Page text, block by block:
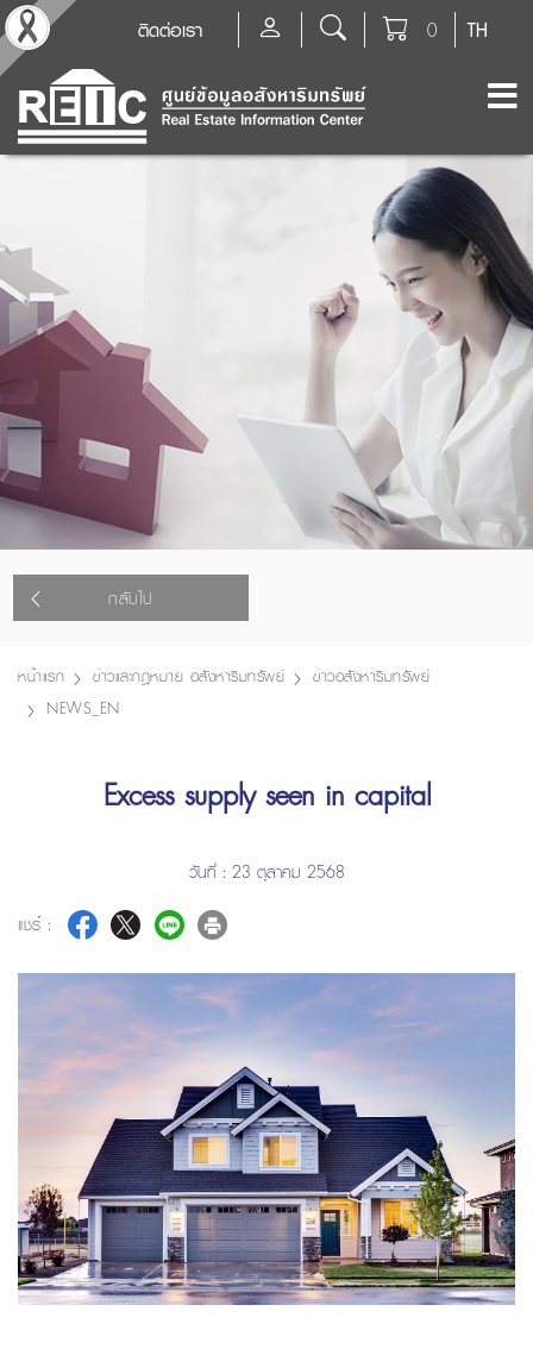
TH
0
ติดต่อเรา
กลับไป
หน้าแรก ข่าวและกฎหมาย อสังหาริมทรัพย์
ข่าวอสังหาริมทรัพย์
NEWS_EN
Excess supply seen in capital
วันที่ : 23 ตุลาคม 2568
แชร์ :